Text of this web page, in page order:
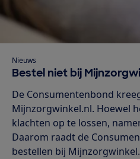
Nieuws
Bestel niet bij
De Consumentenbond
Mijnzorgwinkel.nl. Hoewel
klachten op te lossen,
Daarom raadt de
bestellen bij